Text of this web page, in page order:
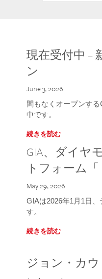
現在受付中 –
ン
June 3, 2026
間もなくオープンす
中です。
続きを読む
GIA、ダイヤ
トフォーム
May 29, 2026
GIAは2026年1月1日
す。
続きを読む
ジョン・カ